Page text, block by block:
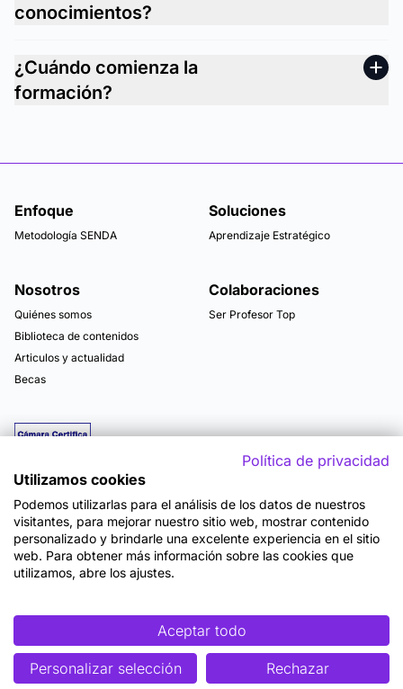
conocimientos?
¿Cuándo comienza la
formación?
Enfoque
Metodología SENDA
Soluciones
Aprendizaje Estratégico
Nosotros
Quiénes somos
Biblioteca de contenidos
Articulos y actualidad
Becas
Colaboraciones
Ser Profesor Top
Mapa del sitio
Términos y Condiciones de Uso
Accesibilidad
Cookies
©2026 OpenWebinars S.L.
Política de privacidad
Utilizamos cookies
Podemos utilizarlas para el análisis de los datos de nuestros
visitantes, para mejorar nuestro sitio web, mostrar contenido
personalizado y brindarle una excelente experiencia en el sitio
web. Para obtener más información sobre las cookies que
utilizamos, abre los ajustes.
Aceptar todo
Personalizar selección Rechazar